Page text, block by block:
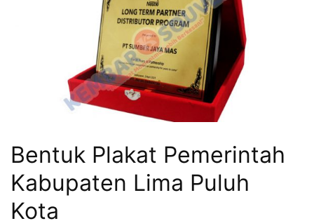
Bentuk Plakat Pemerintah
Kabupaten Lima Puluh
Kota